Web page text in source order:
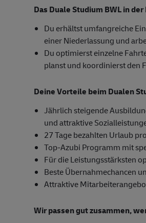
Das Duale Studium BWL in der
Du erhältst umfangreiche
einer Niederlassung und
Du optimierst einzelne
planst und koordinierst den
Deine Vorteile beim Dualen
Jährlich steigende
und attraktive
27 Tage bezahlten Urlaub
Top-Azubi Programm mit
Für die Leistungsstärksten
Beste Übernahmechancen
Attraktive
Wir passen gut zusammen,